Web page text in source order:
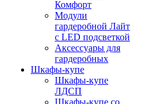
Комфорт
Модули
гардеробной Лайт
с LED подсветкой
Аксессуары для
гардеробных
Шкафы-купе
Шкафы-купе
ЛДСП
Шкафы-купе со